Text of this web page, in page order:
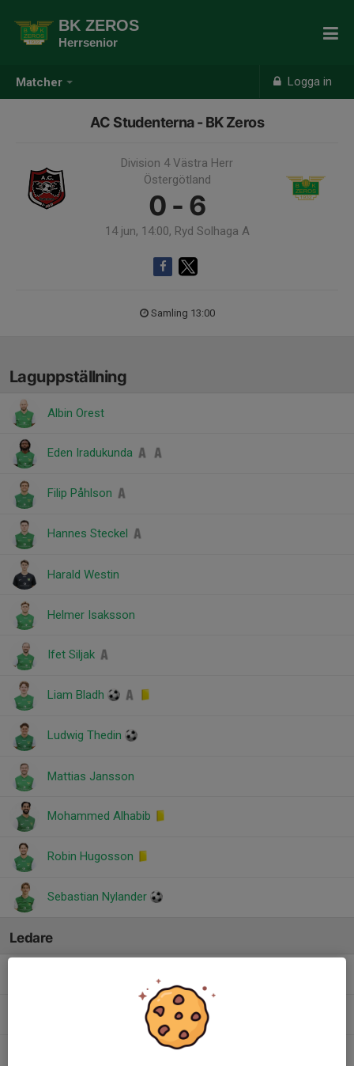
Matcher Logga in
BK ZEROS
Herrsenior
AC Studenterna - BK Zeros
Division 4 Västra Herr
Östergötland
0 - 6
14 jun, 14:00, Ryd Solhaga A
Samling 13:00
Laguppställning
Albin Orest
Eden Iradukunda
Filip Påhlson
Hannes Steckel
Harald Westin
Helmer Isaksson
Ifet Siljak
Liam Bladh
Ludwig Thedin
Mattias Jansson
Mohammed Alhabib
Robin Hugosson
Sebastian Nylander
Ledare
Huvudtränare